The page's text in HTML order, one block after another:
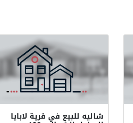
شاليه للبيع في قرية لابايا